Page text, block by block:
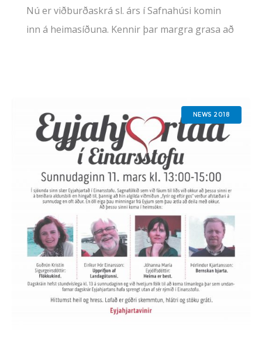
Nú er viðburðaskrá sl. árs í Safnahúsi komin
inn á heimasíðuna. Kennir þar margra grasa að
NEWS 2018